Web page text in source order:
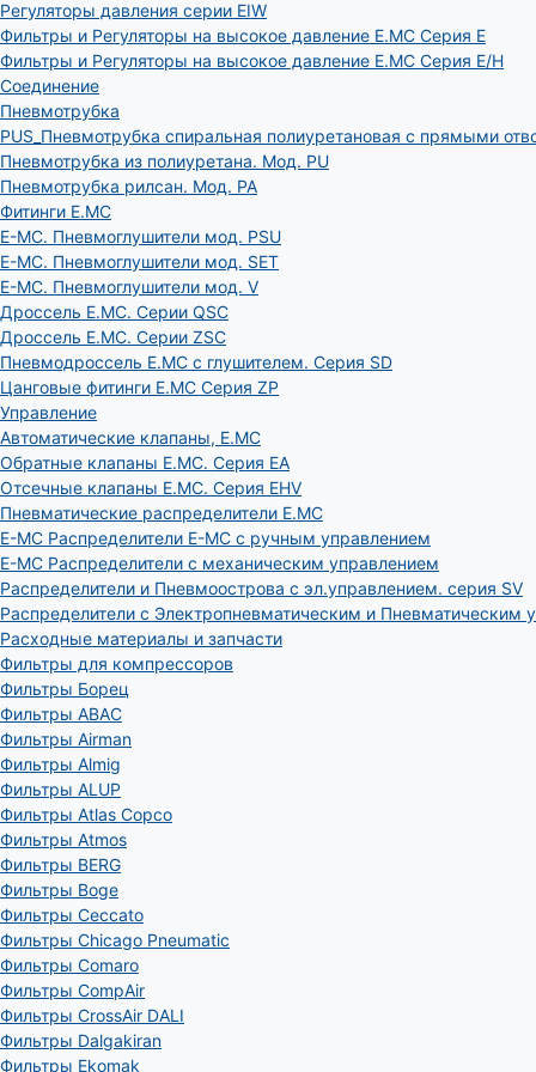
Регуляторы давления серии EIW
Фильтры и Регуляторы на высокое давление E.MC Серия E
Фильтры и Регуляторы на высокое давление E.MC Серия E/H
Соединение
Пневмотрубка
PUS_Пневмотрубка спиральная полиуретановая с прямыми
Пневмотрубка из полиуретана. Мод. РU
Пневмотрубка рилсан. Мод. PA
Фитинги E.MC
E-MC. Пневмоглушители мод. PSU
E-MC. Пневмоглушители мод. SET
E-MC. Пневмоглушители мод. V
Дроссель E.MC. Серии QSC
Дроссель E.MC. Серии ZSC
Пневмодроссель E.MC с глушителем. Серия SD
Цанговые фитинги E.MC Серия ZP
Управление
Автоматические клапаны, Е.МС
Обратные клапаны E.MC. Серия EA
Отсечные клапаны E.MC. Серия EHV
Пневматические распределители E.MC
E-MC Распределители E-MC с ручным управлением
E-MC Распределители с механическим управлением
Распределители и Пневмоострова с эл.управлением. серия SV
Распределители с Электропневматическим и Пневматическим
Расходные материалы и запчасти
Фильтры для компрессоров
Фильтры Борец
Фильтры ABAC
Фильтры Airman
Фильтры Almig
Фильтры ALUP
Фильтры Atlas Copco
Фильтры Atmos
Фильтры BERG
Фильтры Boge
Фильтры Ceccato
Фильтры Chicago Pneumatic
Фильтры Comaro
Фильтры CompAir
Фильтры CrossAir DALI
Фильтры Dalgakiran
Фильтры Ekomak